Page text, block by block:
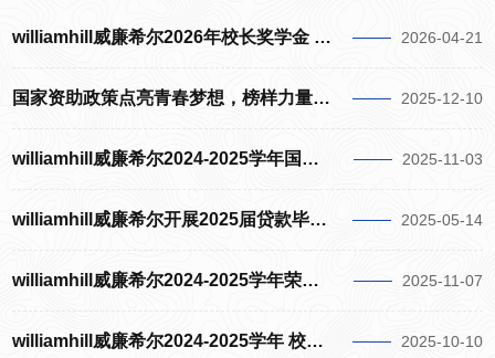
williamhill威廉希尔2026年校长奖学金 拟推荐名单公示 2026-04-21
国家资助政策点亮青春梦想，榜样力量引领AI学子成长——williamhill威廉希尔成功举办2025年资助政策宣传大使宣讲活动 2025-12-10
williamhill威廉希尔2024-2025学年国家助学金变更公示 2025-11-03
williamhill威廉希尔开展2025届贷款毕业生诚信教育会 2025-05-14
williamhill威廉希尔2024-2025学年荣誉称号名单公示 2025-11-07
williamhill威廉希尔2024-2025学年 校设奖学金名单公示 2025-10-10